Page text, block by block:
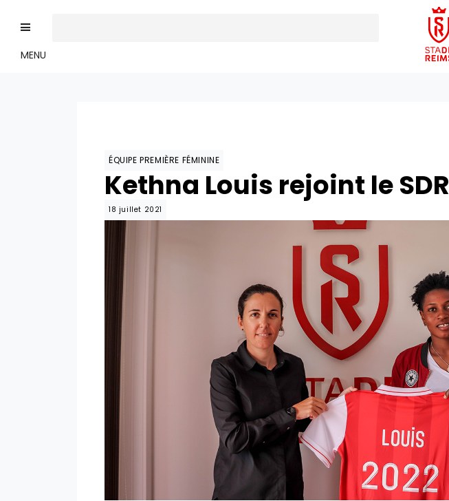
MENU
ÉQUIPE PREMIÈRE FÉMININE
Kethna Louis rejoint le SDR
18 juillet 2021